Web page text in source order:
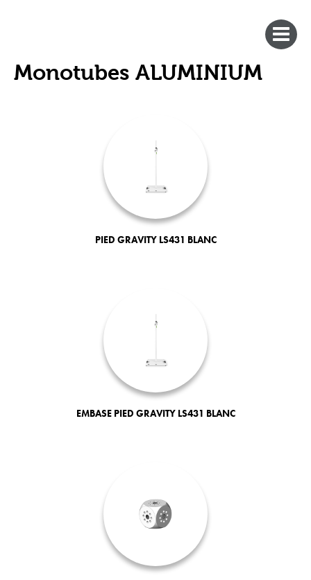
Monotubes ALUMINIUM
PIED GRAVITY LS431 BLANC
EMBASE PIED GRAVITY LS431 BLANC